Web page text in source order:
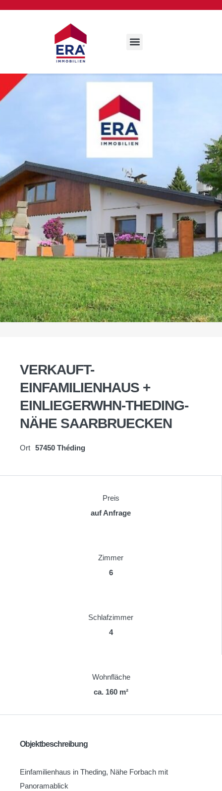
VERKAUFT-
EINFAMILIENHAUS +
EINLIEGERWHN-THEDING-
NÄHE SAARBRUECKEN
Ort 57450 Théding
Preis
auf Anfrage
Zimmer
6
Schlafzimmer
4
Wohnfläche
ca. 160 m²
Objektbeschreibung
Einfamilienhaus in Theding, Nähe Forbach mit
Panoramablick